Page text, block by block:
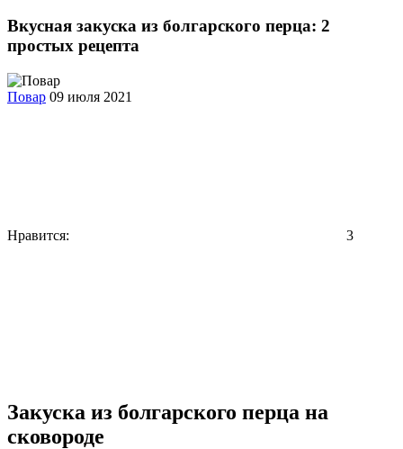
Вкусная закуска из болгарского перца: 2
простых рецепта
Повар 09 июля 2021
Нравится: 3
Закуска из болгарского перца на
сковороде